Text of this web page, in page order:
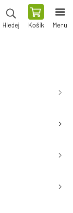
Hledej Košík Menu